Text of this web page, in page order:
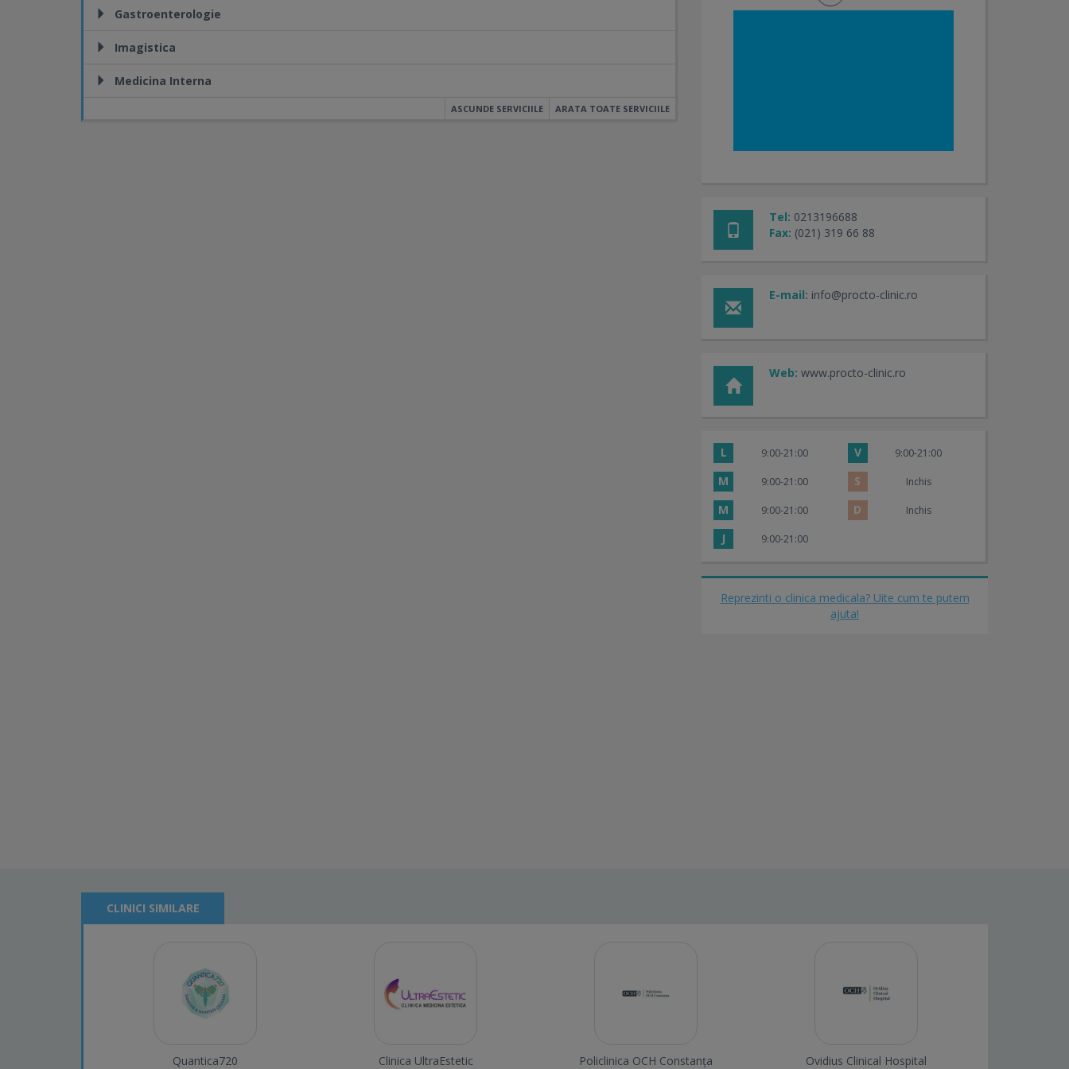
Gastroenterologie
Imagistica
Medicina Interna
ARATA TOATE SERVICIILE
ASCUNDE SERVICIILE
Tel: 0213196688
Fax: (021) 319 66 88
E-mail: info@procto-clinic.ro
Web: www.procto-clinic.ro
L 9:00-21:00 V 9:00-21:00
M 9:00-21:00 S Inchis
M 9:00-21:00 D Inchis
J 9:00-21:00
Reprezinti o clinica medicala? Uite cum te putem
ajuta!
CLINICI SIMILARE
Quantica720 Clinica UltraEstetic Policlinica OCH Constanța Ovidius Clinical Hospital